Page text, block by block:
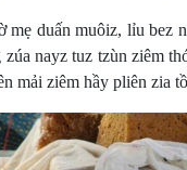
duấn muôiz, lỉu bez
nayz tuz tzùn ziêm
mải ziêm hầy pliên zia